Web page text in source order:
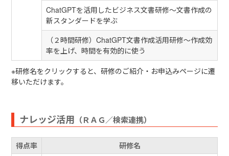
ChatGPTを活用したビジネス文書研修～文書作成の
新スタンダードを学ぶ
（２時間研修）ChatGPT文書作成活用研修～作成効
率を上げ、時間を有効的に使う
※研修名をクリックすると、研修のご紹介・お申込みページに遷
移いただけます。
ナレッジ活用 （ＲＡＧ／検索連携）
得点率
研修名